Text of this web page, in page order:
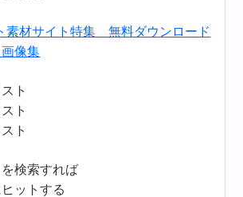
素材サイト特集 無料ダウンロード
像集
ト
ト
ト
検索すれば
ットする